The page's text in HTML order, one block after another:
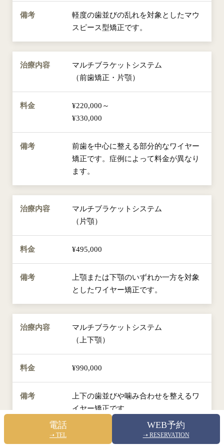
軽度の歯並びの乱れを対象としたマウ
スピース型矯正です。
マルチブラケットシステム
（前歯矯正・片顎）
¥220,000～
¥330,000
前歯を中心に整える部分的なワイヤー
矯正です。症例によって料金が異なり
ます。
マルチブラケットシステム
（片顎）
¥495,000
上顎または下顎のいずれか一方を対象
としたワイヤー矯正です。
マルチブラケットシステム
（上下顎）
¥990,000
上下の歯並びや噛み合わせを整えるワ
イヤー矯正です。
小児矯正装置
電話
➝ TEL
WEB予約
➝ RESERVATION